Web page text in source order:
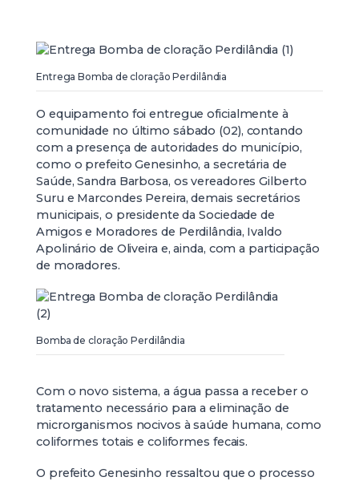
Entrega Bomba de cloração Perdilândia
O equipamento foi entregue oficialmente à
comunidade no último sábado (02), contando
com a presença de autoridades do município,
como o prefeito Genesinho, a secretária de
Saúde, Sandra Barbosa, os vereadores Gilberto
Suru e Marcondes Pereira, demais secretários
municipais, o presidente da Sociedade de
Amigos e Moradores de Perdilândia, Ivaldo
Apolinário de Oliveira e, ainda, com a participação
de moradores.
Bomba de cloração Perdilândia
Com o novo sistema, a água passa a receber o
tratamento necessário para a eliminação de
microrganismos nocivos à saúde humana, como
coliformes totais e coliformes fecais.
O prefeito Genesinho ressaltou que o processo